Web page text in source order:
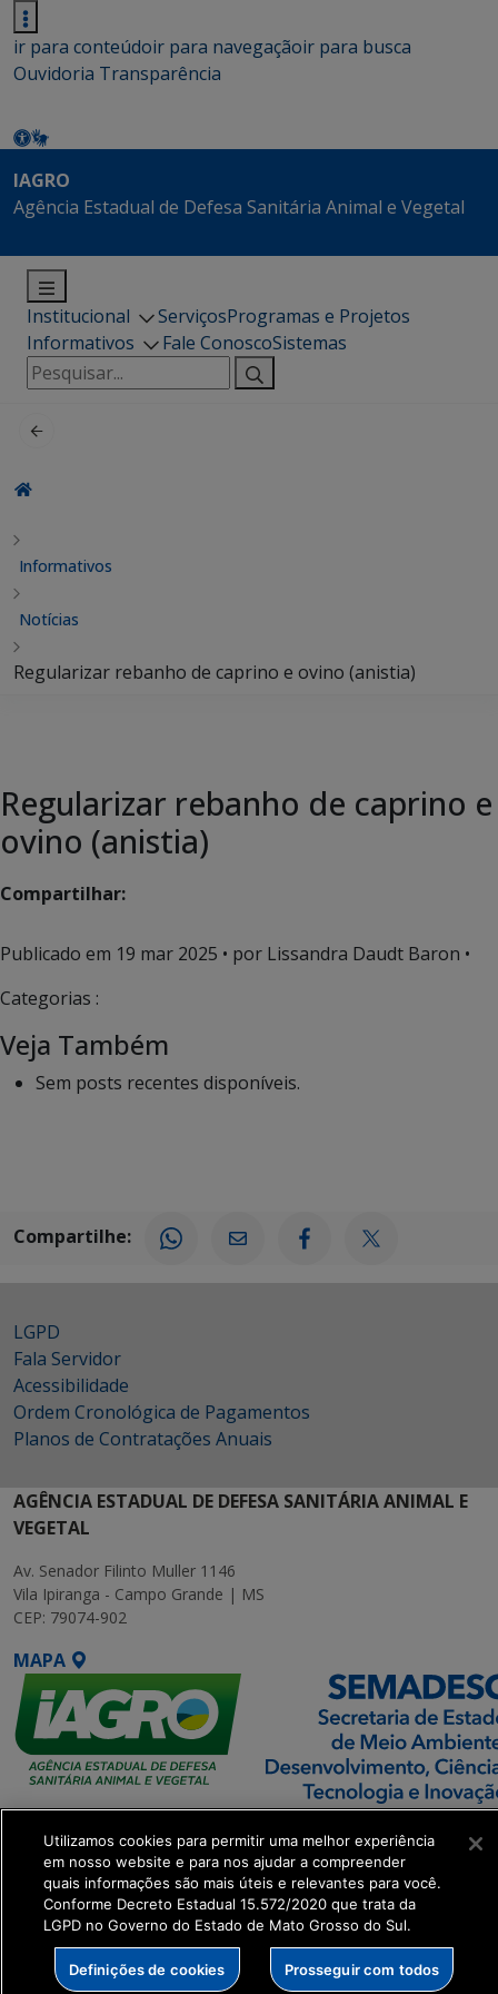
ir para conteúdoir para navegaçãoir para busca
Ouvidoria Transparência
IAGRO
Agência Estadual de Defesa Sanitária Animal e Vegetal
Institucional ServiçosProgramas e Projetos
Informativos
Fale ConoscoSistemas
Pesquisar
por:
Informativos
Notícias
Regularizar rebanho de caprino e ovino (anistia)
Regularizar rebanho de caprino e
ovino (anistia)
Compartilhar:
Publicado em 19 mar 2025 • por Lissandra Daudt Baron •
Categorias :
Veja Também
Sem posts recentes disponíveis.
Compartilhe:
LGPD
Fala Servidor
Acessibilidade
Ordem Cronológica de Pagamentos
Planos de Contratações Anuais
AGÊNCIA ESTADUAL DE DEFESA SANITÁRIA ANIMAL E
VEGETAL
Av. Senador Filinto Muller 1146
Vila Ipiranga - Campo Grande | MS
CEP: 79074-902
MAPA
SETDIG | Secretaria-
Executiva de
Transformação Digital
get_footer();
Utilizamos cookies para permitir uma melhor experiência
em nosso website e para nos ajudar a compreender
quais informações são mais úteis e relevantes para você.
Conforme Decreto Estadual 15.572/2020 que trata da
LGPD no Governo do Estado de Mato Grosso do Sul.
Definições de cookies Prosseguir com todos